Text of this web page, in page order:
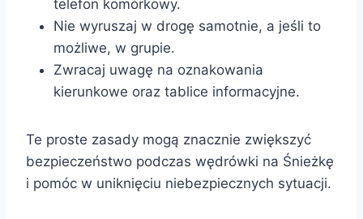
telefon komórkowy.
Nie wyruszaj w drogę samotnie, a jeśli to
możliwe, w grupie.
Zwracaj uwagę na oznakowania
kierunkowe oraz tablice informacyjne.
Te proste zasady mogą znacznie zwiększyć
bezpieczeństwo podczas wędrówki na Śnieżkę
i pomóc w uniknięciu niebezpiecznych sytuacji.